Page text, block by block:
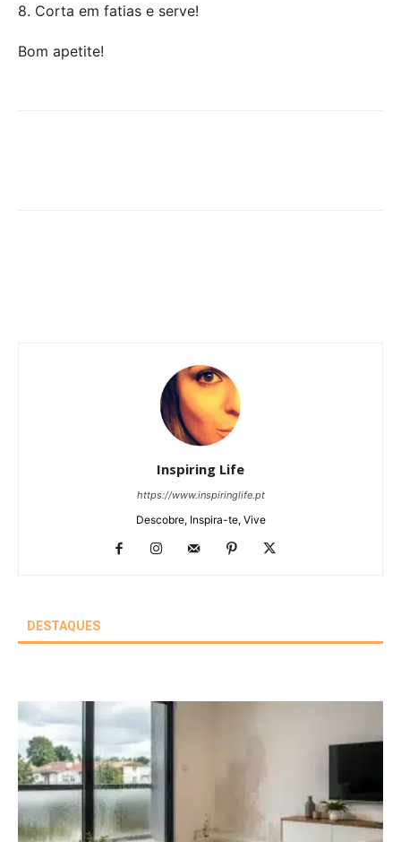
8. Corta em fatias e serve!
Bom apetite!
Inspiring Life
https://www.inspiringlife.pt
Descobre, Inspira-te, Vive
DESTAQUES